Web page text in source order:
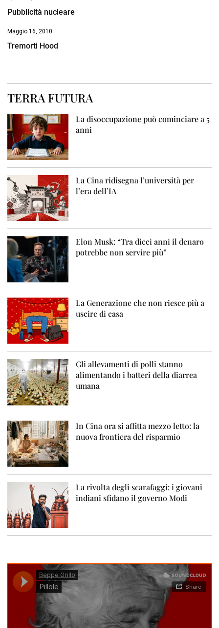
Pubblicità nucleare
Maggio 16, 2010
Tremorti Hood
TERRA FUTURA
La disoccupazione può cominciare a 5
anni
La Cina ridisegna l’università per
l’era dell’IA
Elon Musk: “Tra dieci anni il denaro
potrebbe non servire più”
La Generazione che non riesce più a
uscire di casa
Gli allevamenti di polli stanno
alimentando i batteri della diarrea
umana
In Cina ora si affitta mezzo letto: la
nuova frontiera del risparmio
La rivolta degli scarafaggi: i giovani
indiani sfidano il governo Modi